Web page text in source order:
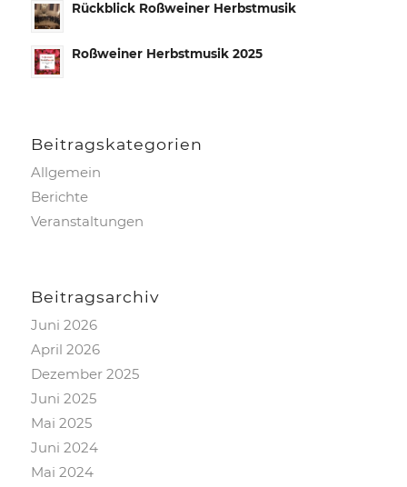
Rückblick Roßweiner Herbstmusik
Roßweiner Herbstmusik 2025
Beitrags­kategorien
Allgemein
Berichte
Veranstaltungen
Beitragsarchiv
Juni 2026
April 2026
Dezember 2025
Juni 2025
Mai 2025
Juni 2024
Mai 2024